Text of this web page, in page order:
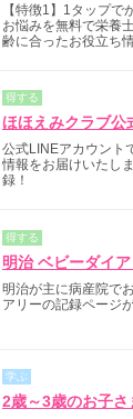
【特徴1】1タップ
お悩みを無料で栄養
齢に合ったお役立ち
得する
ほほえみクラブ公
公式LINEアカウント
情報をお届けいたし
録！
得する
明治 ベビーダイ
明治が主に病産院で
アリーの記録ページ
学ぶ
2歳～3歳のお子さ